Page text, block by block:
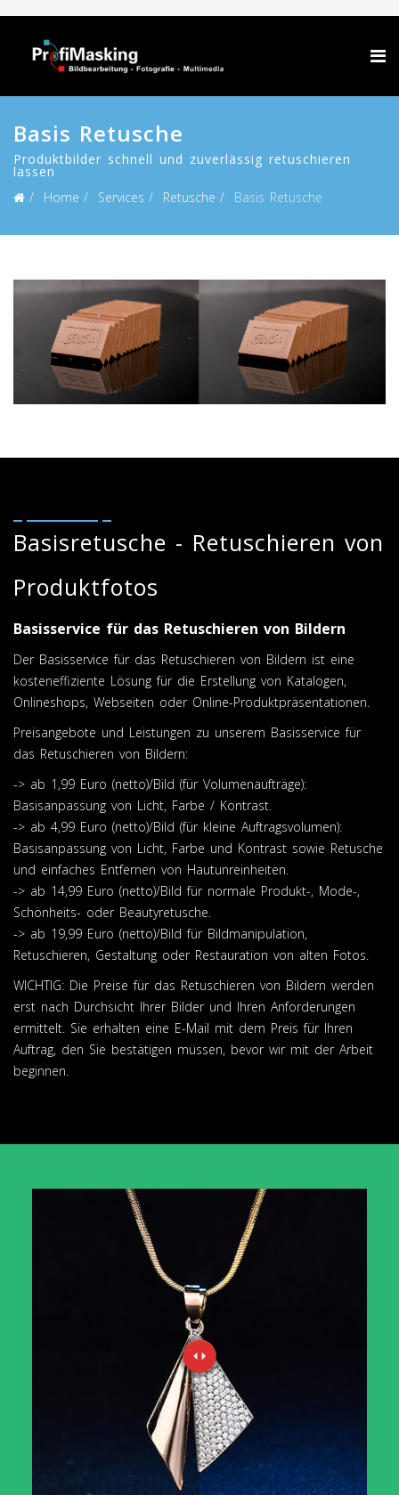
Basis Retusche
Produktbilder schnell und zuverlässig retuschieren
lassen
Home
Services Retusche Basis Retusche
Basisretusche - Retuschieren von
Produktfotos
Basisservice für das Retuschieren von Bildern
Der Basisservice für das Retuschieren von Bildern ist eine
kosteneffiziente Lösung für die Erstellung von Katalogen,
Onlineshops, Webseiten oder Online-Produktpräsentationen.
Preisangebote und Leistungen zu unserem Basisservice für
das Retuschieren von Bildern:
-> ab 1,99 Euro (netto)/Bild (für Volumenaufträge):
Basisanpassung von Licht, Farbe / Kontrast.
-> ab 4,99 Euro (netto)/Bild (für kleine Auftragsvolumen):
Basisanpassung von Licht, Farbe und Kontrast sowie Retusche
und einfaches Entfernen von Hautunreinheiten.
-> ab 14,99 Euro (netto)/Bild für normale Produkt-, Mode-,
Schönheits- oder Beautyretusche.
-> ab 19,99 Euro (netto)/Bild für Bildmanipulation,
Retuschieren, Gestaltung oder Restauration von alten Fotos.
WICHTIG: Die Preise für das Retuschieren von Bildern werden
erst nach Durchsicht Ihrer Bilder und Ihren Anforderungen
ermittelt. Sie erhalten eine E-Mail mit dem Preis für Ihren
Auftrag, den Sie bestätigen müssen, bevor wir mit der Arbeit
beginnen.